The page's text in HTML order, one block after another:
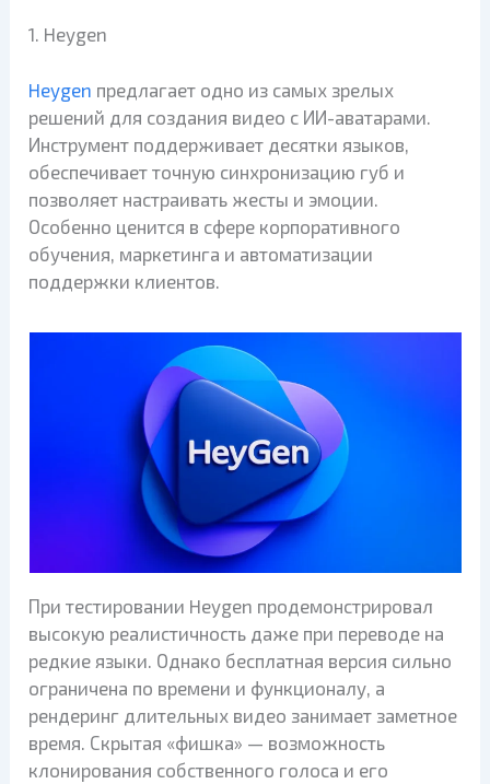
1. Heygen
Heygen предлагает одно из самых зрелых
решений для создания видео с ИИ-аватарами.
Инструмент поддерживает десятки языков,
обеспечивает точную синхронизацию губ и
позволяет настраивать жесты и эмоции.
Особенно ценится в сфере корпоративного
обучения, маркетинга и автоматизации
поддержки клиентов.
При тестировании Heygen продемонстрировал
высокую реалистичность даже при переводе на
редкие языки. Однако бесплатная версия сильно
ограничена по времени и функционалу, а
рендеринг длительных видео занимает заметное
время. Скрытая «фишка» — возможность
клонирования собственного голоса и его